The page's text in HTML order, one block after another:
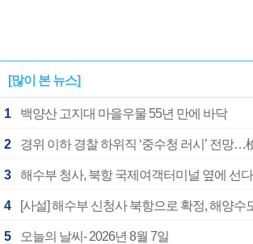
[많이 본 뉴스]
1 백양산 고지대 마을우물 55년 만에 바닥
2 경위 이하 경찰 하위직 ‘중수청 러시’ 전망…
3 해수부 청사, 북항 국제여객터미널 옆에 선
4 [사설] 해수부 신청사 북항으로 확정, 해양수
5 오늘의 날씨- 2026년 8월 7일